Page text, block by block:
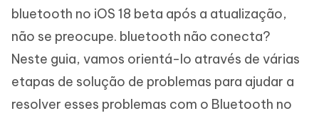
bluetooth no iOS 18 beta após a atualização,
não se preocupe. bluetooth não conecta?
Neste guia, vamos orientá-lo através de várias
etapas de solução de problemas para ajudar a
resolver esses problemas com o Bluetooth no